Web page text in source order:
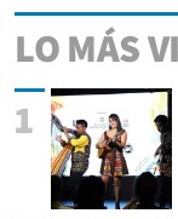
LO MÁS
1